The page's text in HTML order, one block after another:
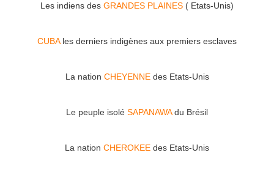
Les indiens des GRANDES PLAINES ( Etats-Unis)
CUBAles derniers indigènes aux premiers esclaves
La nation CHEYENNEdes Etats-Unis
Le peuple isolé SAPANAWAdu Brésil
La nation CHEROKEE des Etats-Unis